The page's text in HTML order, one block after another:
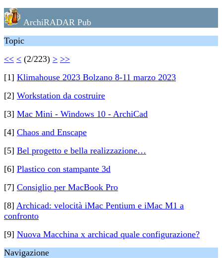
ArchiRADAR Pub
Topic
<< < (2/223) > >>
[1] Klimahouse 2023 Bolzano 8-11 marzo 2023
[2] Workstation da costruire
[3] Mac Mini - Windows 10 - ArchiCad
[4] Chaos and Enscape
[5] Bel progetto e bella realizzazione…
[6] Plastico con stampante 3d
[7] Consiglio per MacBook Pro
[8] Archicad: velocità iMac Pentium e iMac M1 a
confronto
[9] Nuova Macchina x archicad quale configurazione?
Navigazione